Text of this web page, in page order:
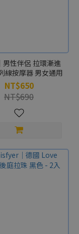
男性伴侶 拉環漸進
線按摩器 男女通用
NT$650
NT$690